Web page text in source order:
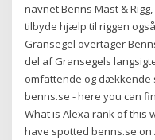
navnet Benns Mast &
tilbyde hjælp til riggen
Gransegel overtager
del af Gransegels
omfattende og dækkende
benns.se - here you can
What is Alexa rank of this
have spotted benns.se